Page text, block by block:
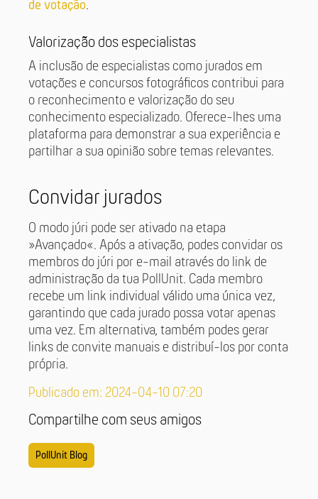
de votação.
Valorização dos especialistas
A inclusão de especialistas como jurados em
votações e concursos fotográficos contribui para
o reconhecimento e valorização do seu
conhecimento especializado. Oferece-lhes uma
plataforma para demonstrar a sua experiência e
partilhar a sua opinião sobre temas relevantes.
Convidar jurados
O modo júri pode ser ativado na etapa
»Avançado«. Após a ativação, podes convidar os
membros do júri por e-mail através do link de
administração da tua PollUnit. Cada membro
recebe um link individual válido uma única vez,
garantindo que cada jurado possa votar apenas
uma vez. Em alternativa, também podes gerar
links de convite manuais e distribuí-los por conta
própria.
Publicado em: 2024-04-10 07:20
Compartilhe com seus amigos
PollUnit Blog